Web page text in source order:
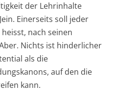
der Lehrinhalte
Einerseits soll jeder
nach seinen
Nichts ist hinderlicher
als die
auf den die
kann.